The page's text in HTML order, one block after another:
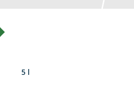
5 l